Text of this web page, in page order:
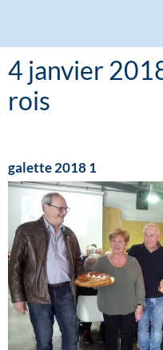
4 janvier
rois
galette 2018 1